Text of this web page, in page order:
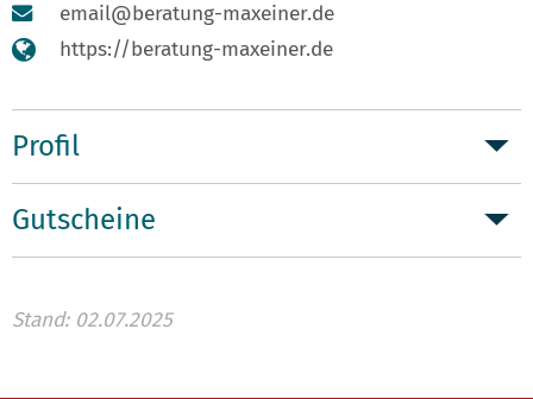
email@beratung-maxeiner.de
https://beratung-maxeiner.de
Profil
Gutscheine
Stand: 02.07.2025